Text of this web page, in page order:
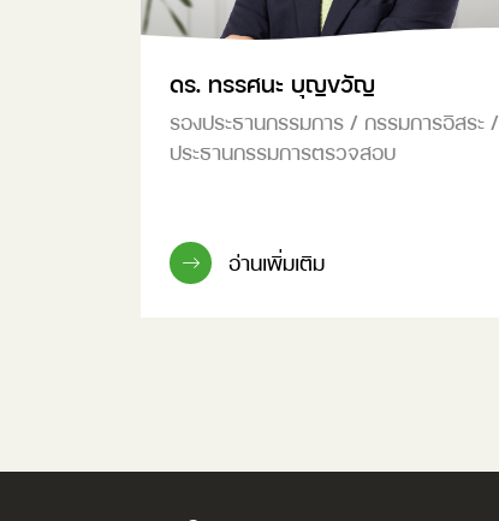
ดร. ทรรศนะ บุญขวัญ
รองประธานกรรมการ / กรรมการอิสระ /
ประธานกรรมการตรวจสอบ
อ่านเพิ่มเติม